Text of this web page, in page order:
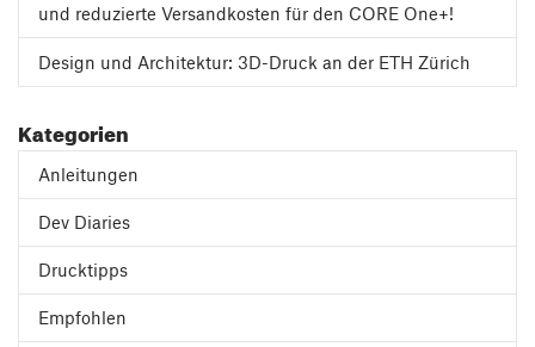
und reduzierte Versandkosten für den CORE One+!
Design und Architektur: 3D-Druck an der ETH Zürich
Kategorien
Anleitungen
Dev Diaries
Drucktipps
Empfohlen